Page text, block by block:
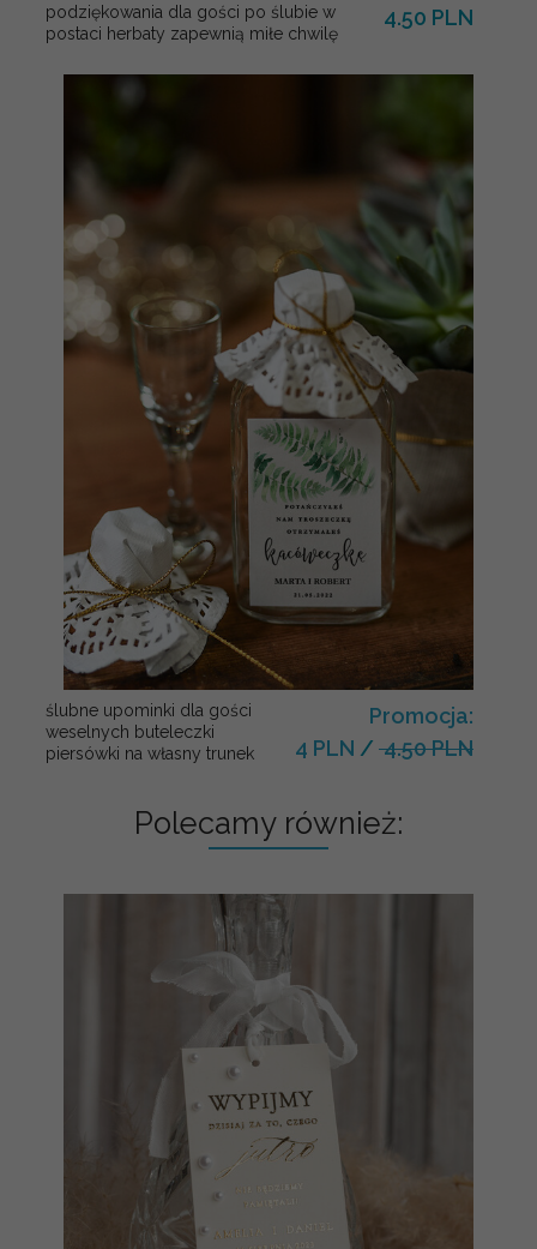
podziękowania dla gości po ślubie w
postaci herbaty zapewnią miłe chwilę
4.50 PLN
ślubne upominki dla gości
weselnych buteleczki
piersówki na własny trunek
Promocja:
4 PLN / 4.50 PLN
Polecamy również: